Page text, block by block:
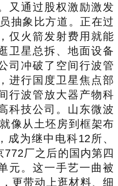
又通过股权激励激发
抽象比方道。正在过
仅火箭发射费用就能
卫星总拆、地面设备
司冲破了空间行波管
进行国度卫星焦点部
行波管放大器产物科
科技公司。山东微波
像从土坯房到框架布
成为继中电科12所、
772厂之后的国内第四
元。这一手艺一曲被
更带动上逛材料、细